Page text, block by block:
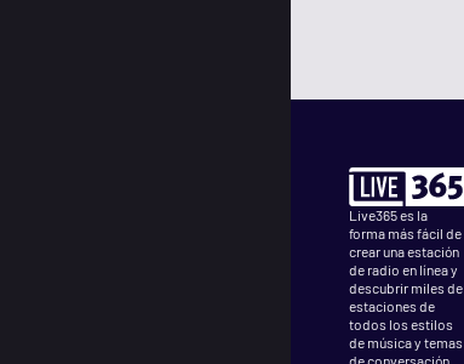
Live365 es la
forma más fácil de
crear una estación
de radio en línea y
descubrir miles de
estaciones de
todos los estilos
de música y temas
de conversación.